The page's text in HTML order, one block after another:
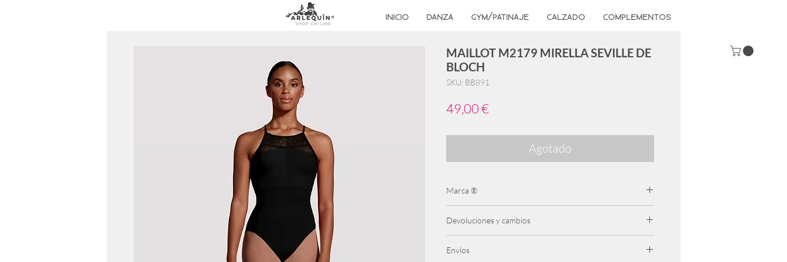
INICIO DANZA GYM/PATINAJE CALZADO COMPLEMENTOS
MAILLOT M2179 MIRELLA SEVILLE DE
BLOCH
SKU: BB891
49,00 €Precio
Agotado
Marca ®
Devoluciones y cambios
producto debe ser retornado sin uso y en perfectas
Envíos